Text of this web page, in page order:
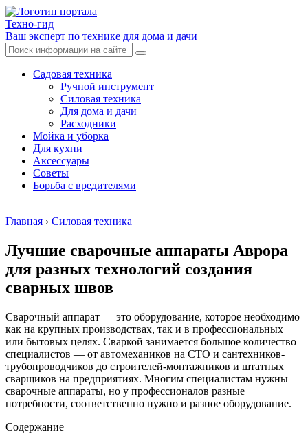
Техно-гид
Ваш эксперт по технике для дома и дачи
Садовая техника
Ручной инструмент
Силовая техника
Для дома и дачи
Расходники
Мойка и уборка
Для кухни
Аксессуары
Советы
Борьба с вредителями
Главная › Силовая техника
Лучшие сварочные аппараты Аврора
для разных технологий создания
сварных швов
Сварочный аппарат — это оборудование, которое необходимо
как на крупных производствах, так и в профессиональных
или бытовых целях. Сваркой занимается большое количество
специалистов — от автомехаников на СТО и сантехников-
трубопроводчиков до строителей-монтажников и штатных
сварщиков на предприятиях. Многим специалистам нужны
сварочные аппараты, но у профессионалов разные
потребности, соответственно нужно и разное оборудование.
Содержание